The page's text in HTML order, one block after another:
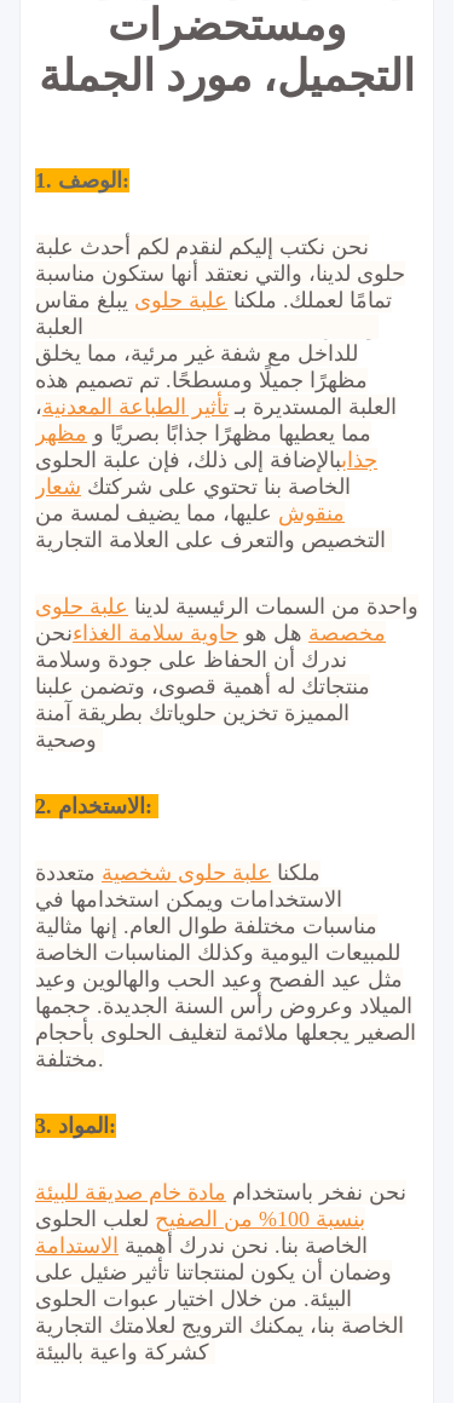
ومستحضرات
التجميل، مورد الجملة
1. الوصف:
نحن نكتب إليكم لنقدم لكم أحدث علبة
حلوى لدينا، والتي نعتقد أنها ستكون مناسبة
تمامًا لعملك. ملكنا علبة حلوى يبلغ مقاس
العلبة Φ70x21mmH وتتميز بحافة ملتفة
للداخل مع شفة غير مرئية، مما يخلق
مظهرًا جميلًا ومسطحًا. تم تصميم هذه
العلبة المستديرة بـ تأثير الطباعة المعدنية،
مما يعطيها مظهرًا جذابًا بصريًا و مظهر
جذاببالإضافة إلى ذلك، فإن علبة الحلوى
الخاصة بنا تحتوي على شركتك شعار
منقوش عليها، مما يضيف لمسة من
واحدة من السمات الرئيسية لدينا علبة حلوى
مخصصة هل هو حاوية سلامة الغذاءنحن
ندرك أن الحفاظ على جودة وسلامة
منتجاتك له أهمية قصوى، وتضمن علبنا
المميزة تخزين حلوياتك بطريقة آمنة
2. الاستخدام:
ملكنا علبة حلوى شخصية متعددة
الاستخدامات ويمكن استخدامها في
مناسبات مختلفة طوال العام. إنها مثالية
للمبيعات اليومية وكذلك المناسبات الخاصة
مثل عيد الفصح وعيد الحب والهالوين وعيد
الميلاد وعروض رأس السنة الجديدة. حجمها
الصغير يجعلها ملائمة لتغليف الحلوى بأحجام
مختلفة.
3. المواد:
نحن نفخر باستخدام مادة خام صديقة للبيئة
بنسبة 100% من الصفيح
لعلب الحلوى
الخاصة بنا. نحن ندرك أهمية الاستدامة
وضمان أن يكون لمنتجاتنا تأثير ضئيل على
البيئة. من خلال اختيار عبوات الحلوى
الخاصة بنا، يمكنك الترويج لعلامتك التجارية